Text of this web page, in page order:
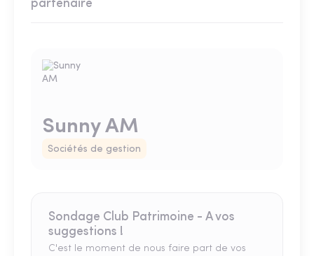
partenaire
Sunny AM
Sociétés de gestion
Sondage Club Patrimoine - A vos
suggestions !
C'est le moment de nous faire part de vos